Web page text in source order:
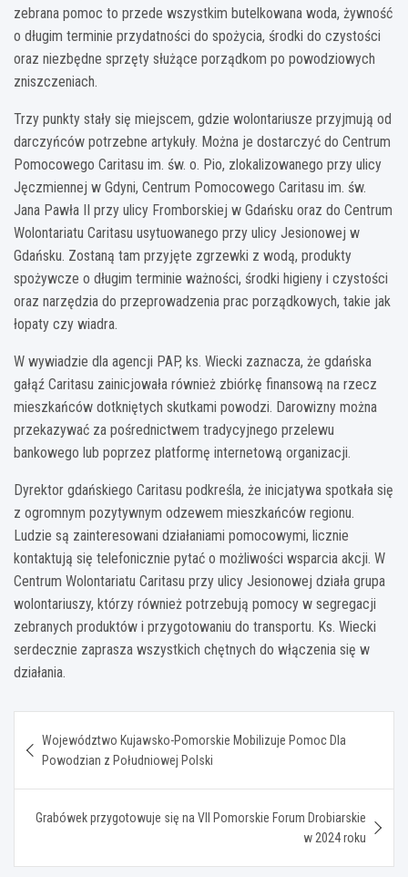
zebrana pomoc to przede wszystkim butelkowana woda, żywność
o długim terminie przydatności do spożycia, środki do czystości
oraz niezbędne sprzęty służące porządkom po powodziowych
zniszczeniach.
Trzy punkty stały się miejscem, gdzie wolontariusze przyjmują od
darczyńców potrzebne artykuły. Można je dostarczyć do Centrum
Pomocowego Caritasu im. św. o. Pio, zlokalizowanego przy ulicy
Jęczmiennej w Gdyni, Centrum Pomocowego Caritasu im. św.
Jana Pawła II przy ulicy Fromborskiej w Gdańsku oraz do Centrum
Wolontariatu Caritasu usytuowanego przy ulicy Jesionowej w
Gdańsku. Zostaną tam przyjęte zgrzewki z wodą, produkty
spożywcze o długim terminie ważności, środki higieny i czystości
oraz narzędzia do przeprowadzenia prac porządkowych, takie jak
łopaty czy wiadra.
W wywiadzie dla agencji PAP, ks. Wiecki zaznacza, że gdańska
gałąź Caritasu zainicjowała również zbiórkę finansową na rzecz
mieszkańców dotkniętych skutkami powodzi. Darowizny można
przekazywać za pośrednictwem tradycyjnego przelewu
bankowego lub poprzez platformę internetową organizacji.
Dyrektor gdańskiego Caritasu podkreśla, że inicjatywa spotkała się
z ogromnym pozytywnym odzewem mieszkańców regionu.
Ludzie są zainteresowani działaniami pomocowymi, licznie
kontaktują się telefonicznie pytać o możliwości wsparcia akcji. W
Centrum Wolontariatu Caritasu przy ulicy Jesionowej działa grupa
wolontariuszy, którzy również potrzebują pomocy w segregacji
zebranych produktów i przygotowaniu do transportu. Ks. Wiecki
serdecznie zaprasza wszystkich chętnych do włączenia się w
działania.
wpisu
Województwo Kujawsko-Pomorskie Mobilizuje Pomoc Dla
Powodzian z Południowej Polski
Grabówek przygotowuje się na VII Pomorskie Forum Drobiarskie
w 2024 roku